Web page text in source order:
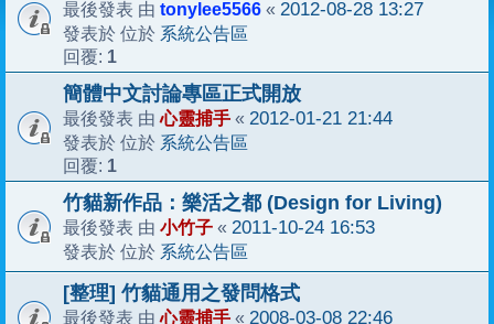
最後發表 由 tonylee5566 « 2012-08-28 13:27
發表於 位於 系統公告區
回覆: 1
簡體中文討論專區正式開放
最後發表 由心靈捕手 « 2012-01-21 21:44
發表於 位於 系統公告區
回覆: 1
竹貓新作品：樂活之都 (Design for Living)
最後發表 由 小竹子 « 2011-10-24 16:53
發表於 位於 系統公告區
[整理] 竹貓通用之發問格式
最後發表 由心靈捕手 « 2008-03-08 22:46